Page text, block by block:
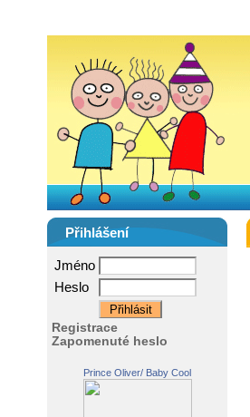
Přihlášení
Jméno
Heslo
Registrace
Zapomenuté heslo
Prince Oliver/ Baby Cool